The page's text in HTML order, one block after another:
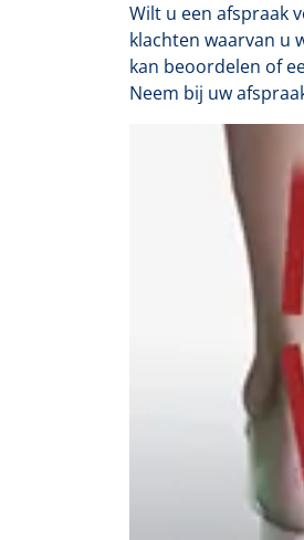
Wilt u een afspraak
klachten waarvan u
kan beoordelen of
Neem bij uw